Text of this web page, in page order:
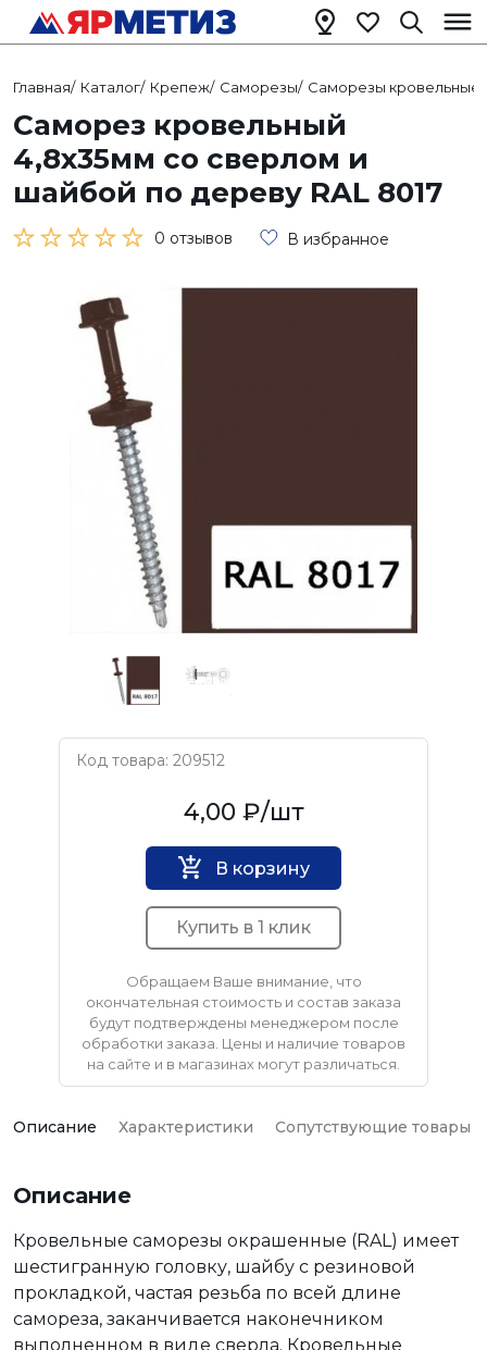
Главная/ Каталог/ Крепеж/ Саморезы/ Саморезы кровельные
Саморез кровельный
4,8х35мм со сверлом и
шайбой по дереву RAL 8017
0 отзывов В избранное
Код товара: 209512
4,00 ₽/шт
В корзину
Купить в 1 клик
Обращаем Ваше внимание, что
окончательная стоимость и состав заказа
будут подтверждены менеджером после
обработки заказа. Цены и наличие товаров
на сайте и в магазинах могут различаться.
Описание Характеристики Сопутствующие товары
Описание
Кровельные саморезы окрашенные (RAL) имеет
шестигранную головку, шайбу с резиновой
прокладкой, частая резьба по всей длине
самореза, заканчивается наконечником
выполненном в виде сверла. Кровельные